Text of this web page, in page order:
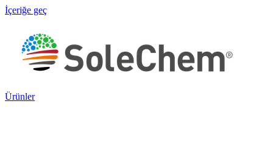
İçeriğe geç
Ürünler